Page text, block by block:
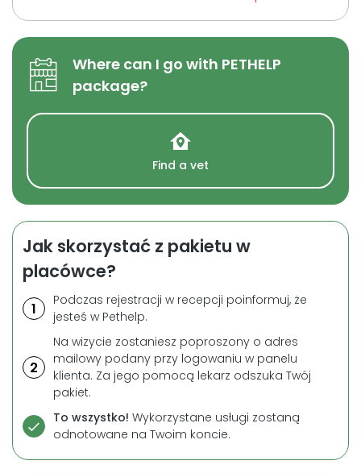
Where can I go with PETHELP
package?
Find a vet
Jak skorzystać z pakietu w
placówce?
1
Podczas rejestracji w recepcji poinformuj, że
jesteś w Pethelp.
2
Na wizycie zostaniesz poproszony o adres
mailowy podany przy logowaniu w panelu
klienta. Za jego pomocą lekarz odszuka Twój
pakiet.
To wszystko! Wykorzystane usługi zostaną
odnotowane na Twoim koncie.